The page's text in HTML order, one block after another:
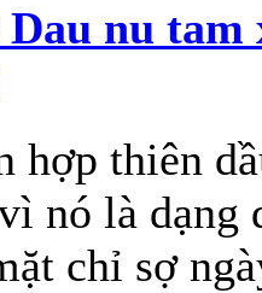
nu
hợp thiên
nó là dạng
chỉ sợ